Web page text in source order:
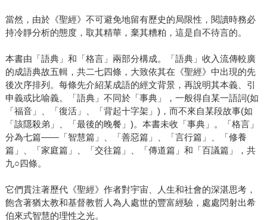
當然，由於《聖經》不可避免地留有歷史的局限性，閱讀時務必
持冷靜分析的態度，取其精華，棄其糟粕，這是自不待言的。
本書由「語典」和「格言」兩部分構成。「語典」收入流傳較廣
的成語典故五輯，共二七四條，大致依其在《聖經》中出現的先
後次序排列。每條先介紹某成語的經文背景，再說明其本義、引
申義或比喻義。「語典」不同於「事典」，一般得自某一語詞(如
「福音」、「復活」、「背起十字架」)，而不來自某段故事(如
「該隱殺弟」、「最後的晚餐」)。本書未收「事典」。「格言」
分為七篇―—「智慧篇」、「善惡篇」、「言行篇」、「修養
篇」、「家庭篇」、「交往篇」、「傳道篇」和「百議篇」，共
九○四條。
它們貫注著歷代《聖經》作者對宇宙、人生和社會的深湛思考，
飽含著猶太教和基督教哲人為人處世的豐富經驗，處處閃射出希
伯來式智慧的理性之光。